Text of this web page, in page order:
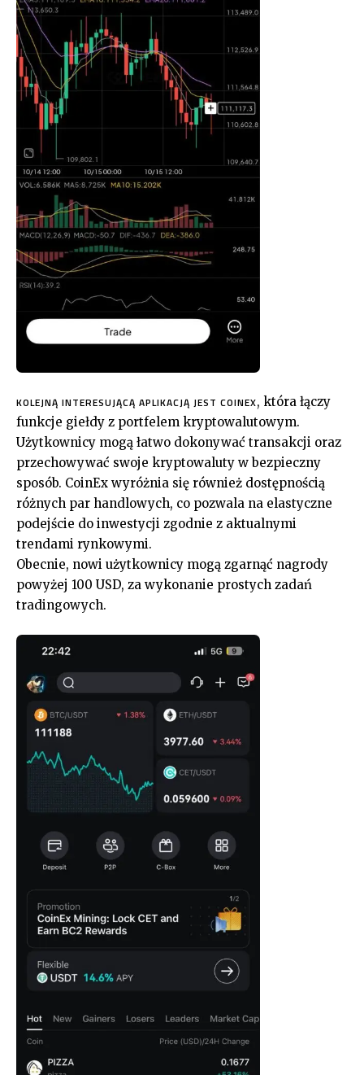
KOLEJNĄ INTERESUJĄCĄ APLIKACJĄ JEST COINEX, która łączy
funkcje giełdy z portfelem kryptowalutowym.
Użytkownicy mogą łatwo dokonywać transakcji oraz
przechowywać swoje kryptowaluty w bezpieczny
sposób. CoinEx wyróżnia się również dostępnością
różnych par handlowych, co pozwala na elastyczne
podejście do inwestycji zgodnie z aktualnymi
trendami rynkowymi.
Obecnie, nowi użytkownicy mogą zgarnąć nagrody
powyżej 100 USD, za wykonanie prostych zadań
tradingowych.